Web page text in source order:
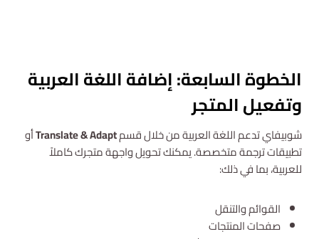
الخطوة السابعة: إضافة اللغة العربية
وتفعيل المتجر
شوبيفاي تدعم اللغة العربية من خلال قسمTranslate & Adaptأو
تطبيقات ترجمة متخصصة. يمكنك تحويل واجهة متجرك كاملاً
للعربية، بما في ذلك:
القوائم والتنقل
صفحات المنتجات